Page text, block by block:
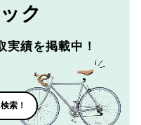
ク
実績を掲載中！
索！